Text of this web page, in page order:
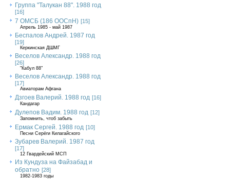
Группа "Талукан 88". 1988 год
[16]
7 ОМСБ (186 ООСпН) [15]
Апрель 1985 - май 1987
Беспалов Андрей. 1987 год
[19]
Керкинская ДШМГ
Веселов Александр. 1988 год
[26]
"Кабул 88"
Веселов Александр. 1988 год
[17]
Авиаторам Афгана
Дзгоев Валерий. 1988 год [16]
Кандагар
Дулепов Вадим. 1988 год [12]
Запомнить, чтоб забыть
Ермак Сергей. 1988 год [10]
Песни Серёги Килагайского
Зубарев Валерий. 1987 год
[17]
12 Гвардейский МСП
Из Кундуза на Файзабад и
обратно [28]
1982-1983 годы